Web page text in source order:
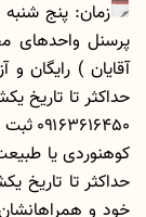
پرسنل واحدهای
آقایان ) رایگان و
حداکثر تا تاریخ
حداکثر تا تاریخ
خود و